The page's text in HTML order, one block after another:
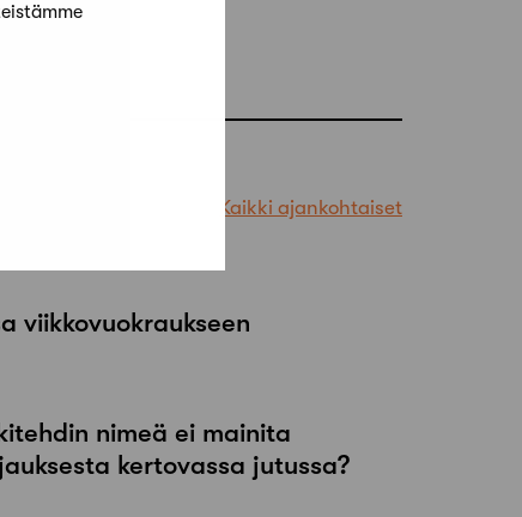
Kaikki ajankohtaiset
viikkovuokraukseen
nimeä ei mainita
kertovassa jutussa?